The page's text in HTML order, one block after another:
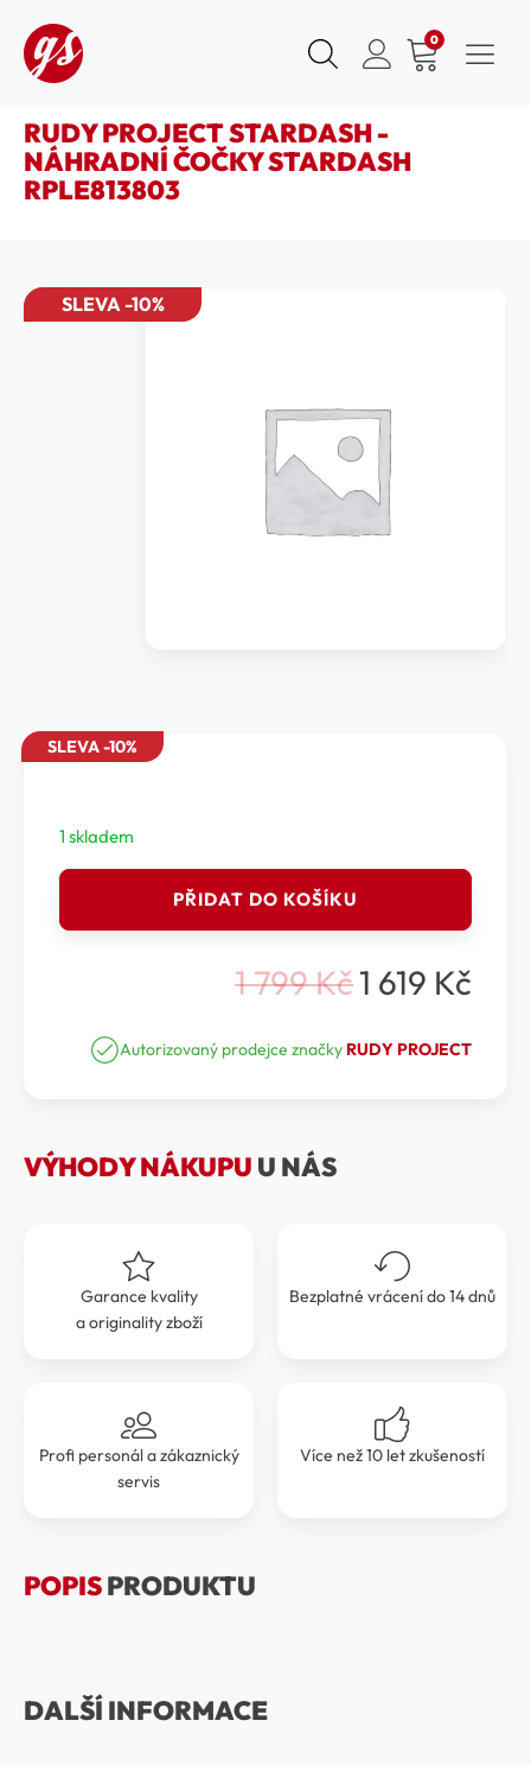
0
RUDY PROJECT STARDASH -
NÁHRADNÍ ČOČKY STARDASH
RPLE813803
SLEVA -10%
SLEVA -10%
1 skladem
STARDASH
RPLE813803
PŘIDAT DO KOŠÍKU
1 799Kč
Původní
byla:
1 619 Kč
Aktuální
je:
Autorizovaný prodejce značky RUDY PROJECT
VÝHODY NÁKUPU U NÁS
Garance kvality
a originality zboží
Bezplatné vrácení do 14 dnů
Profi personál a zákaznický
servis
Více než 10 let zkušeností
POPISPRODUKTU
DALŠÍ INFORMACE